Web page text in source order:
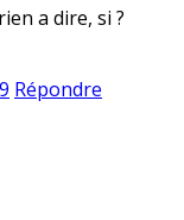
a dire, si ?
Répondre